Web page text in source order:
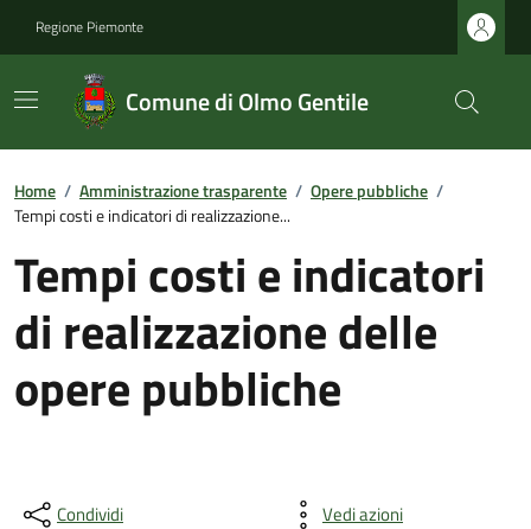
Regione Piemonte
Comune di Olmo Gentile
Home / Amministrazione trasparente / Opere pubbliche /
Tempi costi e indicatori di realizzazione...
Tempi costi e indicatori
di realizzazione delle
opere pubbliche
Condividi Vedi azioni